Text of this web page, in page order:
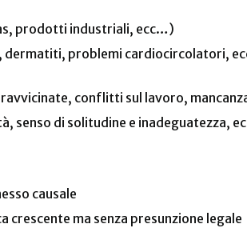
prodotti industriali, ecc…)
problemi cardiocircolatori,
conflitti sul lavoro,
senso di solitudine e inadeguatezza,
causale
ma senza presunzione legale